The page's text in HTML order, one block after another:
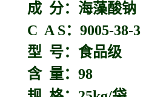
成 分：海藻酸钠
C A S：9005-38-3
型 号：食品级
含 量：98